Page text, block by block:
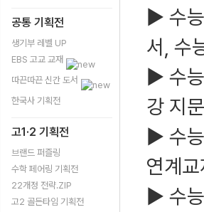
공통 기획전
생기부 레벨 UP
EBS 고교 교재
따끈따끈 신간 도서
한국사 기획전
고1·2 기획전
브랜드 퍼즐링
수학 페어링 기획전
22개정 전략.ZIP
고2 골든타임 기획전
▶ 수
서, 수
▶ 수
강 지
▶ 수
연계
▶ 수